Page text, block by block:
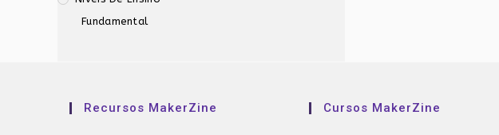
Fundamental
Recursos MakerZine Cursos MakerZine